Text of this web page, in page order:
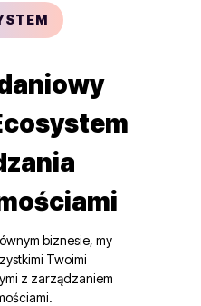
biznesie, my
Twoimi
z zarządzaniem